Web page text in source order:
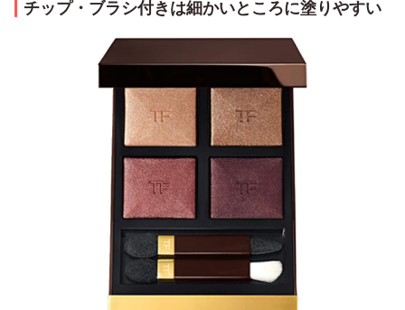
チップ・ブラシ付きは細かいところに塗りやすい